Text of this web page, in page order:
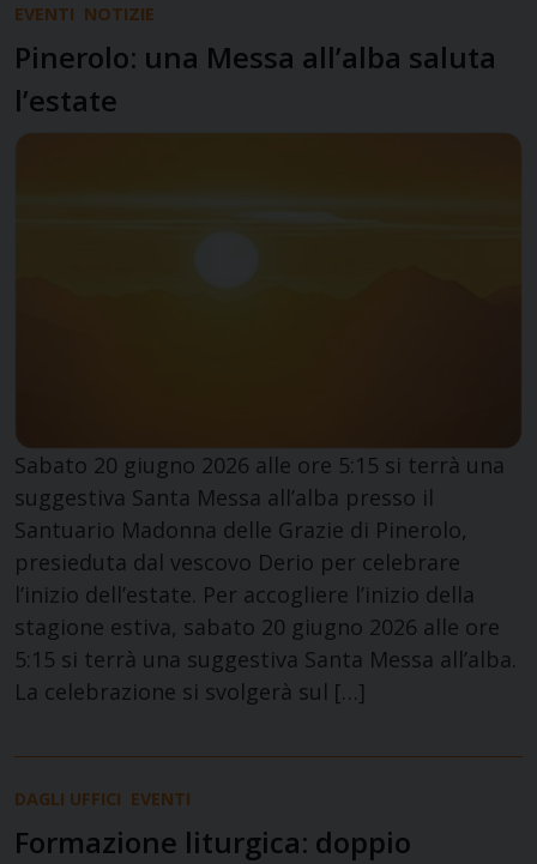
EVENTI NOTIZIE
Pinerolo: una Messa all’alba saluta
l’estate
Sabato 20 giugno 2026 alle ore 5:15 si terrà una
suggestiva Santa Messa all’alba presso il
Santuario Madonna delle Grazie di Pinerolo,
presieduta dal vescovo Derio per celebrare
l’inizio dell’estate. Per accogliere l’inizio della
stagione estiva, sabato 20 giugno 2026 alle ore
5:15 si terrà una suggestiva Santa Messa all’alba.
La celebrazione si svolgerà sul […]
DAGLI UFFICI EVENTI
Formazione liturgica: doppio